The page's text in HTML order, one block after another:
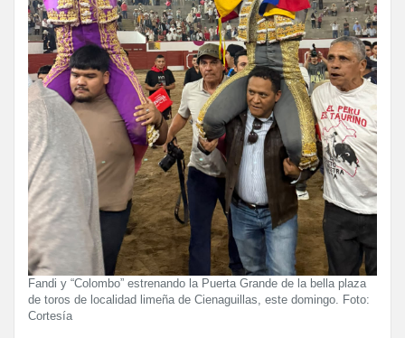
Fandi y “Colombo” estrenando la Puerta Grande de la bella plaza
de toros de localidad limeña de Cienaguillas, este domingo. Foto:
Cortesía